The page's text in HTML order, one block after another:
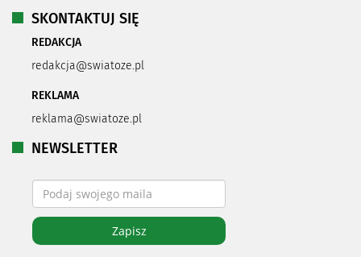
SKONTAKTUJ SIĘ
REDAKCJA
redakcja@swiatoze.pl
REKLAMA
reklama@swiatoze.pl
NEWSLETTER